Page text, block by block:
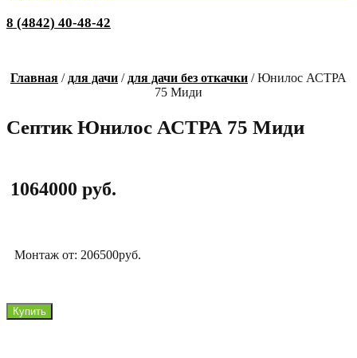
8 (4842) 40-48-42
Главная / для дачи / для дачи без откачки / Юнилос АСТРА
75 Миди
Септик Юнилос АСТРА 75 Миди
1064000 руб.
Монтаж от: 206500руб.
Количество
товара
Купить